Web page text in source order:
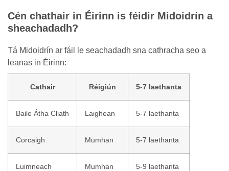
Cén chathair in Éirinn is féidir Midoidrín a
sheachadadh?
Tá Midoidrín ar fáil le seachadadh sna cathracha seo a
leanas in Éirinn:
Cathair Réigiún 5-7 laethanta
Baile Átha Cliath Laighean 5-7 laethanta
Corcaigh Mumhan 5-7 laethanta
Luimneach Mumhan 5-9 laethanta